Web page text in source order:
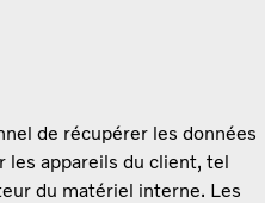
de récupérer les données
les appareils du client, tel
du matériel interne. Les